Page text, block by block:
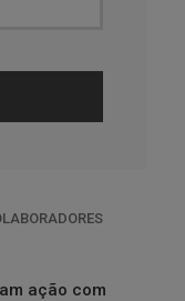
ação com